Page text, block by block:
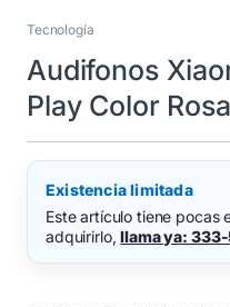
Tecnología
Audifonos
Play Color Rosa
Existencia limitada
Este artículo tiene pocas
adquirirlo,llama ya: